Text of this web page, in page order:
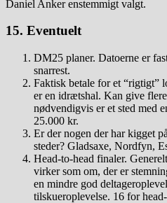
Daniel Anker enstemmigt valgt.
15. Eventuelt
DM25 planer. Datoerne er
snarrest.
Faktisk betale for et “rigtigt”
er en idrætshal. Kan give
nødvendigvis er et sted med
25.000 kr.
Er der nogen der har kigget
steder? Gladsaxe, Nordfyn,
Head-to-head finaler.
virker som om, der er
en mindre god
tilskueroplevelse. 16 for